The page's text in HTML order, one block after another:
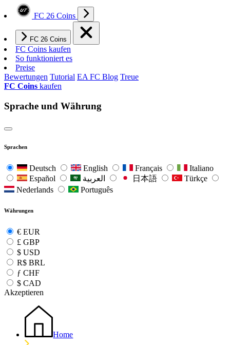
FC 26 Coins
FC 26 Coins
FC Coins kaufen
So funktioniert es
Preise
Bewertungen Tutorial EA FC Blog Treue
FC Coins kaufen
Sprache und Währung
Sprachen
Deutsch English Français
Italiano
Español
日本語
Türkçe
Nederlands
Português
Währungen
€ EUR
£ GBP
$ USD
R$ BRL
ƒ CHF
$ CAD
Akzeptieren
Home